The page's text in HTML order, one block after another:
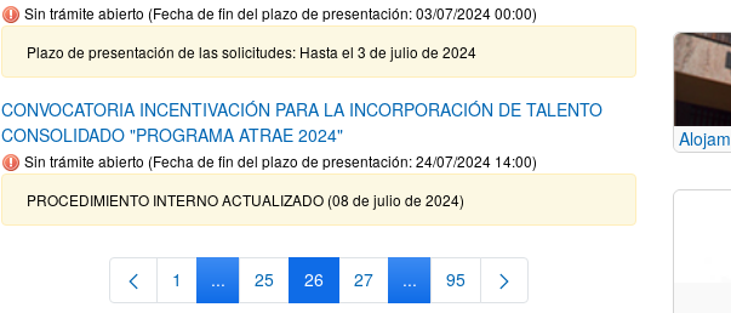
Sin trámite abierto (Fecha de fin del plazo de presentación: 03/07/2024 00:00)
Plazo de presentación de las solicitudes: Hasta el 3 de julio de 2024
CONVOCATORIA INCENTIVACIÓN PARA LA INCORPORACIÓN DE TALENTO
CONSOLIDADO "PROGRAMA ATRAE 2024"
Sin trámite abierto (Fecha de fin del plazo de presentación: 24/07/2024 14:00)
PROCEDIMIENTO INTERNO ACTUALIZADO (08 de julio de 2024)
Página
1 ...Páginas intermedias Use TAB para desplazarse.
Página
25 Página
26 Página
27 ...Páginas intermedias Use TAB para
Página
95